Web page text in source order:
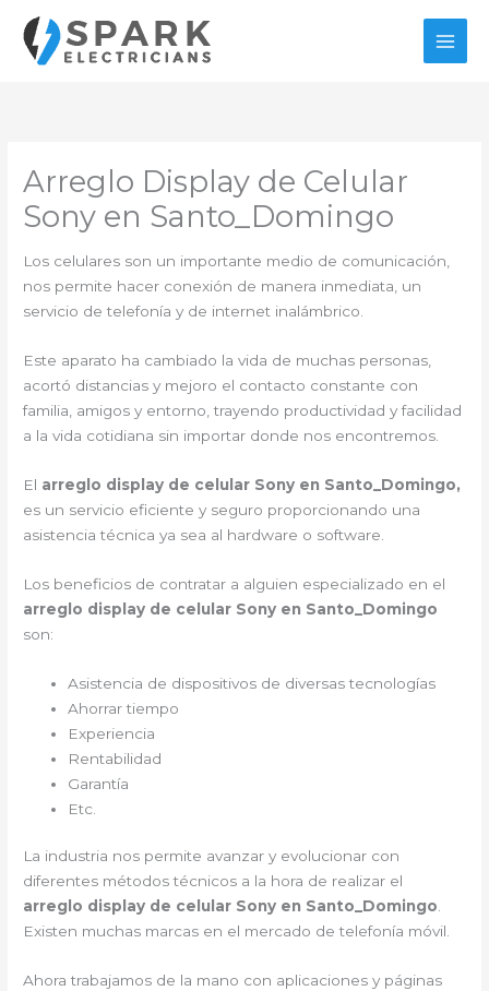
contenido
Arreglo Display de Celular
Sony en Santo_Domingo
Los celulares son un importante medio de comunicación,
nos permite hacer conexión de manera inmediata, un
servicio de telefonía y de internet inalámbrico.
Este aparato ha cambiado la vida de muchas personas,
acortó distancias y mejoro el contacto constante con
familia, amigos y entorno, trayendo productividad y facilidad
a la vida cotidiana sin importar donde nos encontremos.
El arreglo display de celular Sony en Santo_Domingo,
es un servicio eficiente y seguro proporcionando una
asistencia técnica ya sea al hardware o software.
Los beneficios de contratar a alguien especializado en el
arreglo display de celular Sony en Santo_Domingo
son:
Asistencia de dispositivos de diversas tecnologías
Ahorrar tiempo
Experiencia
Rentabilidad
Garantía
Etc.
La industria nos permite avanzar y evolucionar con
diferentes métodos técnicos a la hora de realizar el
arreglo display de celular Sony en Santo_Domingo.
Existen muchas marcas en el mercado de telefonía móvil.
Ahora trabajamos de la mano con aplicaciones y páginas